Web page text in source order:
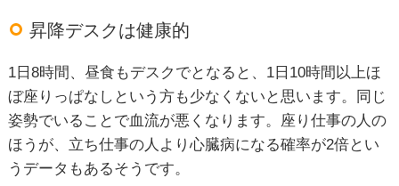
昇降デスクは健康的
1日8時間、昼食もデスクでとなると、1日10時間以上ほ
ぼ座りっぱなしという方も少なくないと思います。同じ
姿勢でいることで血流が悪くなります。座り仕事の人の
ほうが、立ち仕事の人より心臓病になる確率が2倍とい
うデータもあるそうです。